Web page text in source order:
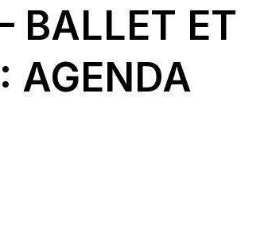
BALLET ET
AGENDA